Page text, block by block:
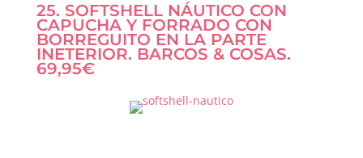
25. SOFTSHELL NÁUTICO CON
CAPUCHA Y FORRADO CON
BORREGUITO EN LA PARTE
INETERIOR. BARCOS & COSAS.
69,95€